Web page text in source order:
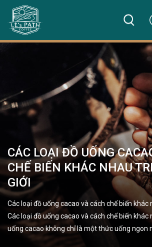
CÁC LOẠI ĐỒ UỐNG
CHẾ BIẾN KHÁC NHAU
GIỚI
Các loại đồ uống cacao và cách chế biến khác
Các loại đồ uống cacao và cách chế biến
uống cacao không chỉ là một thức uống ngon